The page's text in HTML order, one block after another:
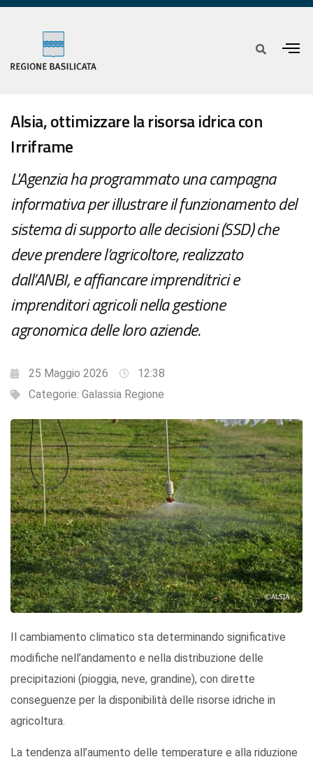
Alsia, ottimizzare la risorsa idrica con
Irriframe
L'Agenzia ha programmato una campagna
informativa per illustrare il funzionamento del
sistema di supporto alle decisioni (SSD) che
deve prendere l’agricoltore, realizzato
dall’ANBI, e affiancare imprenditrici e
imprenditori agricoli nella gestione
agronomica delle loro aziende.
25 Maggio 2026
12:38
Categorie: Galassia Regione
Il cambiamento climatico sta determinando significative
modifiche nell’andamento e nella distribuzione delle
precipitazioni (pioggia, neve, grandine), con dirette
conseguenze per la disponibilità delle risorse idriche in
agricoltura.
La tendenza all’aumento delle temperature e alla riduzione